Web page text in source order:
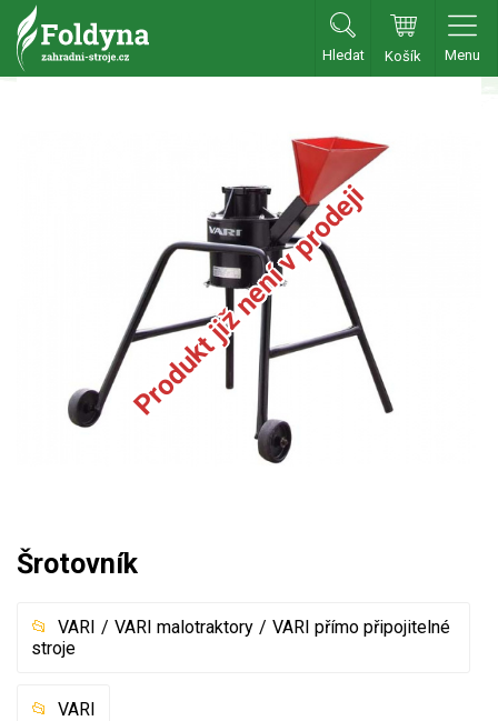
Hledat Košík Menu
Benzínové sekačky
Akumulátorové sekačky
Křovinořezy a vyžínače
Benzínové křovinořezy a vyžínače
Produkt již není v prodeji
Šrotovník
VARI VARI malotraktory
VARI přímo připojitelné
stroje
VARI